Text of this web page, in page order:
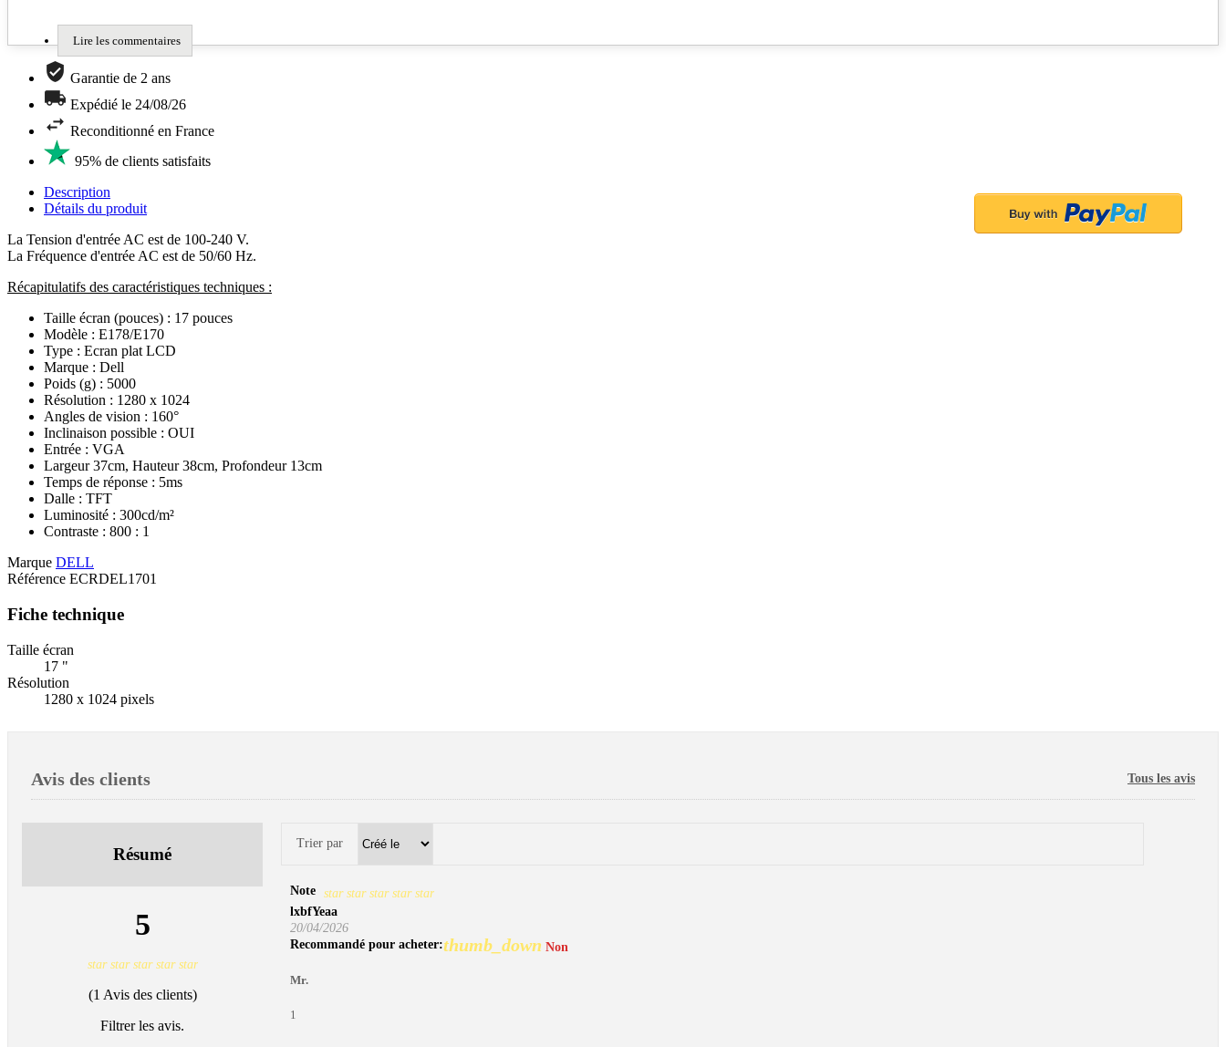
Lire les commentaires
Garantie de 2 ans
Expédié le 24/08/26
Reconditionné en France
95% de clients satisfaits
Description
Détails du produit
La Tension d'entrée AC est de 100-240 V.
La Fréquence d'entrée AC est de 50/60 Hz.
Récapitulatifs des caractéristiques techniques :
Taille écran (pouces) : 17 pouces
Modèle : E178/E170
Type : Ecran plat LCD
Marque : Dell
Poids (g) : 5000
Résolution : 1280 x 1024
Angles de vision : 160°
Inclinaison possible : OUI
Entrée : VGA
Largeur 37cm, Hauteur 38cm, Profondeur 13cm
Temps de réponse : 5ms
Dalle : TFT
Luminosité : 300cd/m²
Contraste : 800 : 1
Marque DELL
Référence ECRDEL1701
Fiche technique
Taille écran
17 "
Résolution
1280 x 1024 pixels
Avis des clients Tous les avis
Résumé
5
star star star star star
(1 Avis des clients)
Filtrer les avis.
Trier par
Note star star star star star
lxbfYeaa
20/04/2026
Recommandé pour acheter:thumb_down Non
Mr.
1